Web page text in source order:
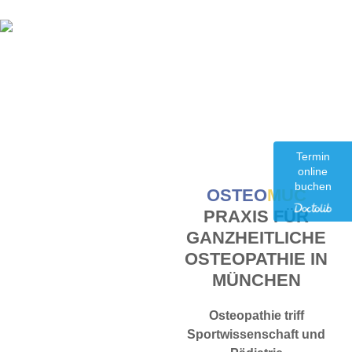
OSTEOMUC
PRAXIS FÜR
GANZHEITLICHE
OSTEOPATHIE IN
MÜNCHEN
Osteopathie triff
Sportwissenschaft und
Termin
online
buchen